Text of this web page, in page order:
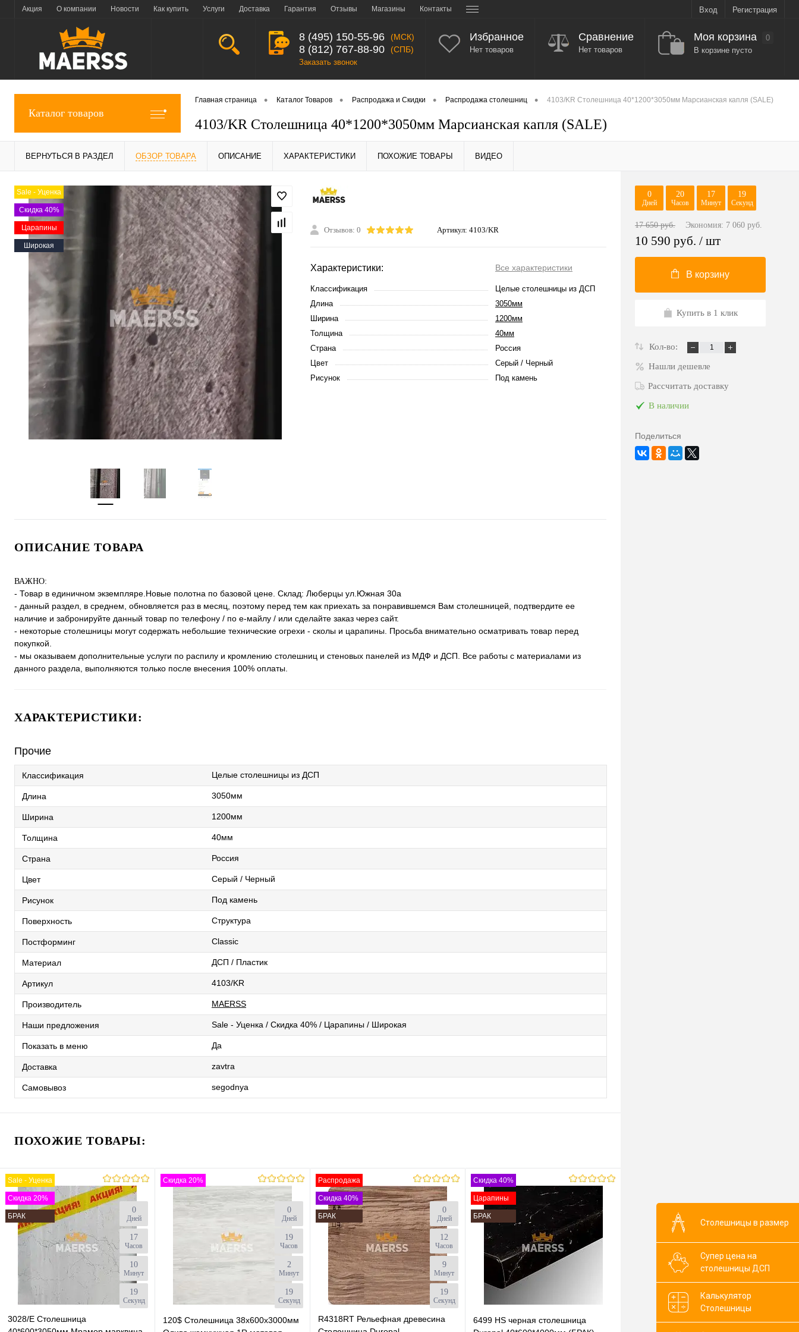
Акция О компании Новости Как купить Услуги Доставка Гарантия Отзывы Магазины Контакты Вход Регистрация
8 (495) 150-55-96 (МСК)
8 (812) 767-88-90 (СПБ)
Заказать звонок
Избранное
Нет товаров
Сравнение
Нет товаров
Моя корзина
0
В корзине пусто
Каталог товаров
Главная страница • Каталог Товаров • Распродажа и Скидки • Распродажа столешниц • 4103/KR Столешница 40*1200*3050мм Марсианская капля (SALE)
4103/KR Столешница 40*1200*3050мм Марсианская капля (SALE)
ВЕРНУТЬСЯ В РАЗДЕЛ ОБЗОР ТОВАРА ОПИСАНИЕ ХАРАКТЕРИСТИКИ ПОХОЖИЕ ТОВАРЫ ВИДЕО
Sale - Уценка
Скидка 40%
Царапины
Широкая
Отзывов: 0 Артикул: 4103/KR
Характеристики: Все характеристики
Классификация
Целые столешницы из ДСП
Длина
3050мм
Ширина
1200мм
Толщина
40мм
Страна
Россия
Цвет
Серый / Черный
Рисунок
Под камень
ОПИСАНИЕ ТОВАРА
ВАЖНО:
- Товар в единичном экземпляре.Новые полотна по базовой цене. Склад: Люберцы ул.Южная 30а
- данный раздел, в среднем, обновляется раз в месяц, поэтому перед тем как приехать за понравившемся Вам столешницей, подтвердите ее
наличие и забронируйте данный товар по телефону / по е-майлу / или сделайте заказ через сайт.
- некоторые столешницы могут содержать небольшие технические огрехи - сколы и царапины. Просьба внимательно осматривать товар перед
покупкой.
- мы оказываем дополнительные услуги по распилу и кромлению столешниц и стеновых панелей из МДФ и ДСП. Все работы с материалами из
данного раздела, выполняются только после внесения 100% оплаты.
ХАРАКТЕРИСТИКИ:
Прочие
Классификация Целые столешницы из ДСП
Длина 3050мм
Ширина 1200мм
Толщина 40мм
Страна Россия
Цвет Серый / Черный
Рисунок Под камень
Поверхность Структура
Постформинг Classic
Материал ДСП / Пластик
Артикул 4103/KR
Производитель MAERSS
Наши предложения Sale - Уценка / Скидка 40% / Царапины / Широкая
Показать в меню Да
Доставка zavtra
Самовывоз segodnya
ПОХОЖИЕ ТОВАРЫ:
Sale - Уценка
Скидка 20%
БРАК
0
Дней
17
Часов
10
Минут
18
Секунд
3028/E Cтолешница
Скидка 20%
0
Дней
19
Часов
2
Минут
18
Секунд
120$ Столешница 38х600х3000мм
Распродажа
Скидка 40%
БРАК
0
Дней
12
Часов
9
Минут
18
Секунд
R4318RT Рельефная древесина
Скидка 40%
Царапины
БРАК
6499 HS черная столешница
0
Дней
20
Часов
17
Минут
18
Секунд
17 650 руб. Экономия: 7 060 руб.
10 590 руб. / шт
В корзину
Купить в 1 клик
Кол-во:
Нашли дешевле
Рассчитать доставку
В наличии
Поделиться
Столешницы в размер
Супер цена на
столешницы ДСП
Калькулятор
Столешницы